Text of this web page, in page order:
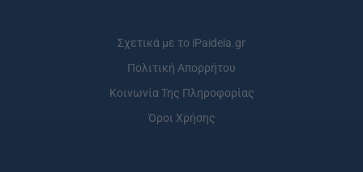
Σχετικά με το iPaideia.gr
Πολιτική Απορρήτου
Κοινωνία Της Πληροφορίας
Όροι Χρήσης